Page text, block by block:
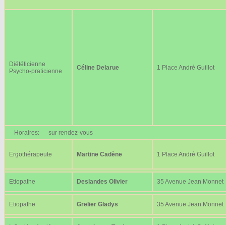
Diététicienne
Psycho-praticienne
Céline Delarue 1 Place André Guillot
Horaires: sur rendez-vous
Ergothérapeute Martine Cadène 1 Place André Guillot
Etiopathe Deslandes Olivier 35 Avenue Jean Monnet
Etiopathe Grelier Gladys 35 Avenue Jean Monnet